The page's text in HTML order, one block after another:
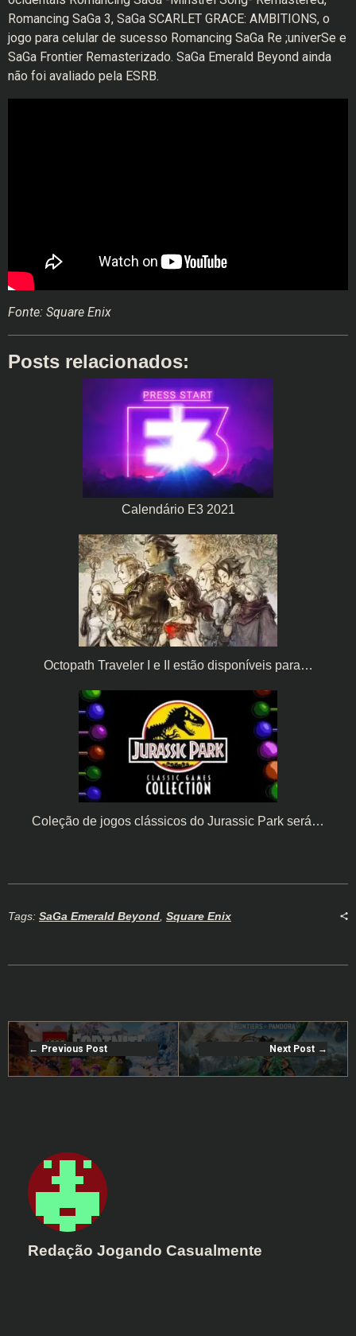
Romancing SaGa 3, SaGa SCARLET GRACE: AMBITIONS, o
jogo para celular de sucesso Romancing SaGa Re ;univerSe e
SaGa Frontier Remasterizado. SaGa Emerald Beyond ainda
não foi avaliado pela ESRB.
Fonte: Square Enix
Posts relacionados:
Calendário E3 2021
Octopath Traveler I e II estão disponíveis para…
Coleção de jogos clássicos do Jurassic Park será…
Tags: SaGa Emerald Beyond Square Enix
Previous Post Next Post
Redação Jogando Casualmente